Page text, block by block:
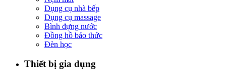
Dụng cụ nhà bếp
Dụng cụ massage
Bình đựng nước
Đồng hồ báo thức
Đèn học
Thiết bị gia dụng